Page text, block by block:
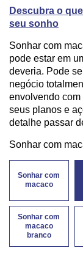
Descubra o
seu sonho
Sonhar com
pode estar em
deveria. Pode
negócio
envolvendo com
seus planos e
detalhe passar
Sonhar com
Sonhar com
macaco
Sonhar com
macaco
branco